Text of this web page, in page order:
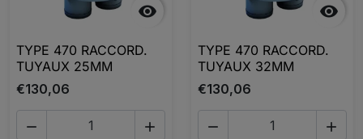

TYPE 470 RACCORD.
TUYAUX 25MM
€130,06
 

TYPE 470 RACCORD.
TUYAUX 32MM
€130,06
 